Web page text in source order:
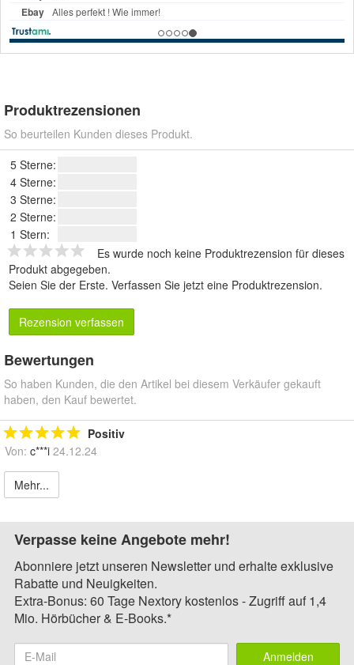
Produktrezensionen
So beurteilen Kunden dieses Produkt.
5 Sterne:
4 Sterne:
3 Sterne:
2 Sterne:
1 Stern:
Es wurde noch keine Produktrezension für dieses
Produkt abgegeben.
Seien Sie der Erste. Verfassen Sie jetzt eine Produktrezension.
Rezension verfassen
Bewertungen
So haben Kunden, die den Artikel bei diesem Verkäufer gekauft
haben, den Kauf bewertet.
Positiv
Von: c***i 24.12.24
Mehr...
Verpasse keine Angebote mehr!
Abonniere jetzt unseren Newsletter und erhalte exklusive
Rabatte und Neuigkeiten.
Extra-Bonus: 60 Tage Nextory kostenlos - Zugriff auf 1,4
Mio. Hörbücher & E-Books.*
Anmelden